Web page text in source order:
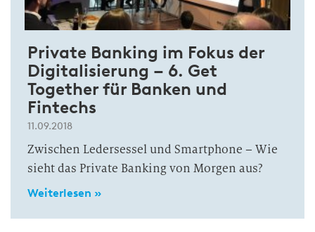
Private Banking im Fokus der
Digitalisierung – 6. Get
Together für Banken und
Fintechs
11.09.2018
Zwischen Ledersessel und Smartphone – Wie
sieht das Private Banking von Morgen aus?
Weiterlesen »